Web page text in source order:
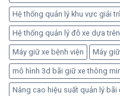
Hệ thống quản lý khu vực giải
Hệ thống quản lý đỗ xe dựa
Máy giữ xe bệnh viện Máy
mô hình 3d bãi giữ xe thông
Nâng cao hiệu suất quản lý